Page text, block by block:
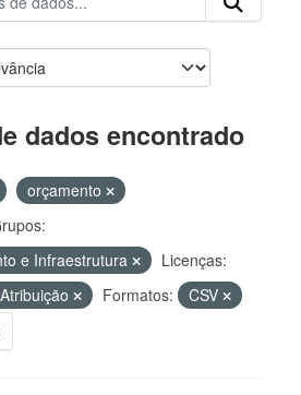
dados encontrado
orçamento
e Infraestrutura
Licenças:
Formatos:
CSV